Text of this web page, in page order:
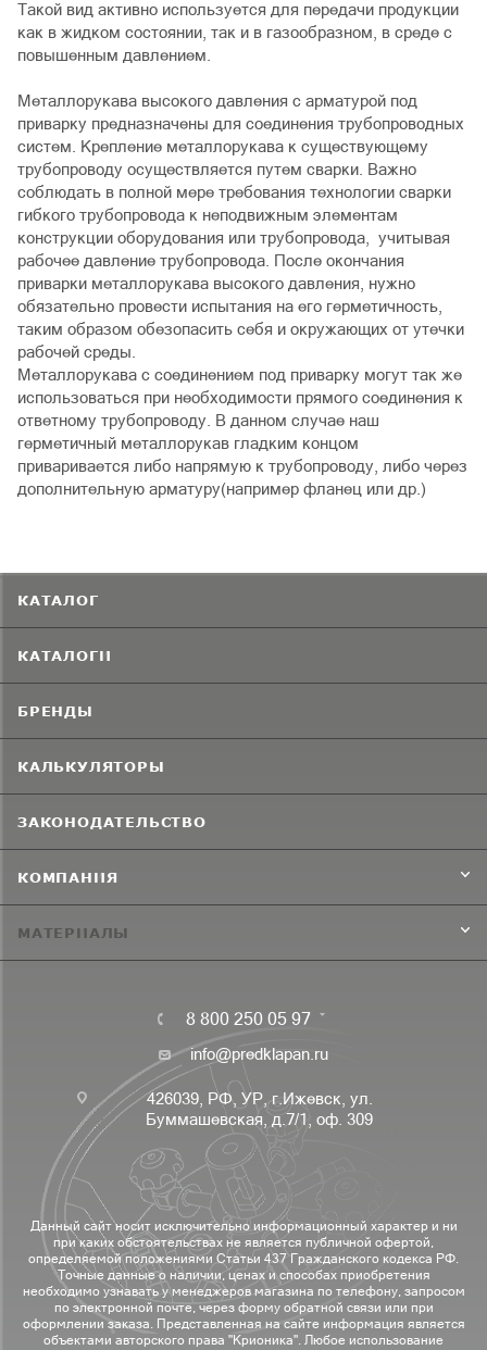
Такой вид активно используется для передачи продукции
как в жидком состоянии, так и в газообразном, в среде с
повышенным давлением.
Металлорукава высокого давления с арматурой под
приварку предназначены для соединения трубопроводных
систем. Крепление металлорукава к существующему
трубопроводу осуществляется путем сварки. Важно
соблюдать в полной мере требования технологии сварки
гибкого трубопровода к неподвижным элементам
конструкции оборудования или трубопровода, учитывая
рабочее давление трубопровода. После окончания
приварки металлорукава высокого давления, нужно
обязательно провести испытания на его герметичность,
таким образом обезопасить себя и окружающих от утечки
рабочей среды.
Металлорукава с соединением под приварку могут так же
использоваться при необходимости прямого соединения к
ответному трубопроводу. В данном случае наш
герметичный металлорукав гладким концом
приваривается либо напрямую к трубопроводу, либо через
дополнительную арматуру(например фланец или др.)
КАТАЛОГ
КАТАЛОГИ
БРЕНДЫ
КАЛЬКУЛЯТОРЫ
ЗАКОНОДАТЕЛЬСТВО
КОМПАНИЯ
МАТЕРИАЛЫ
8 800 250 05 97
info@predklapan.ru
426039, РФ, УР, г.Ижевск, ул.
Буммашевская, д.7/1, оф. 309
Данный сайт носит исключительно информационный характер и ни
при каких обстоятельствах не является публичной офертой,
определяемой положениями Статьи 437 Гражданского кодекса РФ.
Точные данные о наличии, ценах и способах приобретения
необходимо узнавать у менеджеров магазина по телефону, запросом
по электронной почте, через форму обратной связи или при
оформлении заказа. Представленная на сайте информация является
объектами авторского права "Крионика". Любое использование